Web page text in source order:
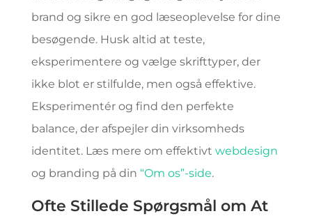
brand og sikre en god læseoplevelse for dine
besøgende. Husk altid at teste,
eksperimentere og vælge skrifttyper, der
ikke blot er stilfulde, men også effektive.
Eksperimentér og find den perfekte
balance, der afspejler din virksomheds
identitet. Læs mere om effektivt webdesign
og branding på din “Om os”-side.
Ofte Stillede Spørgsmål om At